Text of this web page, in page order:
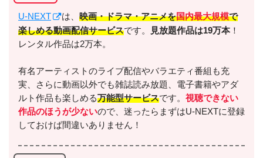
U-NEXT は、 映画・ドラマ・アニメを国内最大規模で
楽しめる動画配信サービスです。 見放題作品は19万本 ！
レンタル作品は2万本。
有名アーティストのライブ配信やバラエティ番組も充
実、さらに動画以外でも雑誌読み放題、電子書籍やアダ
ルト作品も楽しめる万能型サービスです。 視聴できない
作品のほうが少ないので、迷ったらまずはU-NEXTに登録
しておけば間違いありません！